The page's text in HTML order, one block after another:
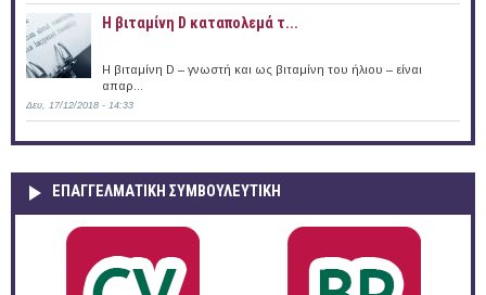
Η βιταμίνη D καταπολεμά τ...
Η βιταμίνη D – γνωστή και ως βιταμίνη του ήλιου – είναι
απαρ...
Δευ, 17/12/2018 - 14:33
ΕΠΑΓΓΕΛΜΑΤΙΚΉ ΣΥΜΒΟΥΛΕΥΤΙΚΉ